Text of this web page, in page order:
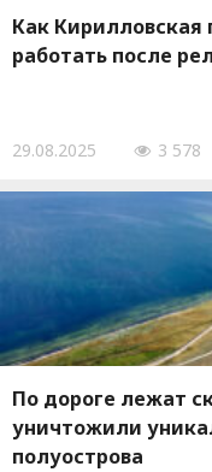
Как
работать после
29.08.2025 3 578
По дороге лежат
уничтожили
полуострова